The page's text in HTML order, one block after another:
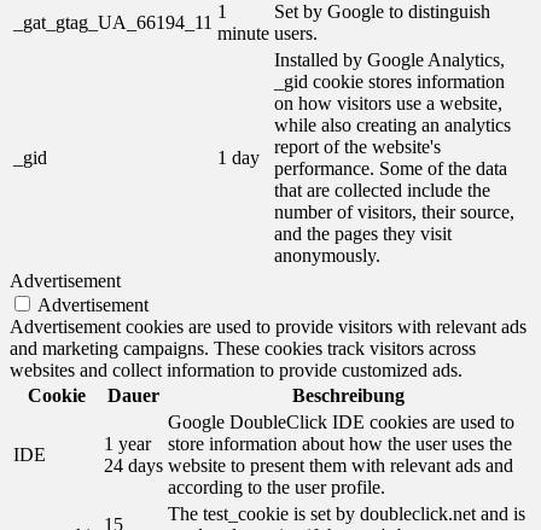
_gat_gtag_UA_66194_11
1
minute
Set by Google to distinguish
users.
_gid 1 day
Installed by Google Analytics,
_gid cookie stores information
on how visitors use a website,
while also creating an analytics
report of the website's
performance. Some of the data
that are collected include the
number of visitors, their source,
and the pages they visit
anonymously.
Advertisement
Advertisement
Advertisement cookies are used to provide visitors with relevant ads
and marketing campaigns. These cookies track visitors across
websites and collect information to provide customized ads.
Cookie
Dauer Beschreibung
IDE
1 year
24 days
Google DoubleClick IDE cookies are used to
store information about how the user uses the
website to present them with relevant ads and
according to the user profile.
15
The test_cookie is set by doubleclick.net and is